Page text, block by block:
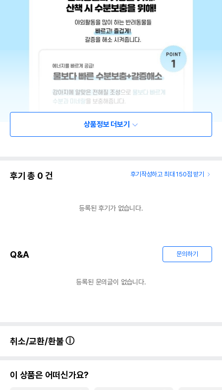
상품정보 더보기
후기 총 0 건 후기작성하고 최대 150점 받기
등록된 후기가 없습니다.
Q&A 문의하기
등록된 문의글이 없습니다.
취소/교환/환불
이 상품은 어떠신가요?